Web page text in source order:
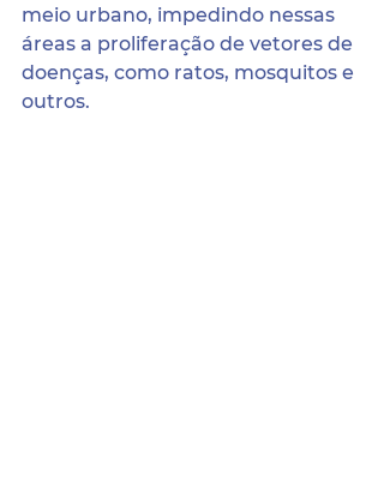
meio urbano, impedindo nessas
áreas a proliferação de vetores de
doenças, como ratos, mosquitos e
outros.